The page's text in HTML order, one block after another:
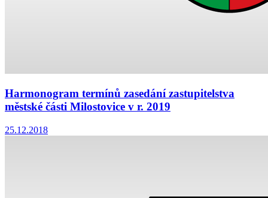
Harmonogram termínů zasedání zastupitelstva
městské části Milostovice v r. 2019
25.12.2018